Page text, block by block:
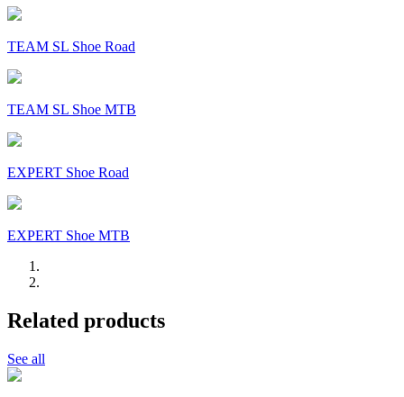
TEAM SL Shoe Road
TEAM SL Shoe MTB
EXPERT Shoe Road
EXPERT Shoe MTB
Related products
See all